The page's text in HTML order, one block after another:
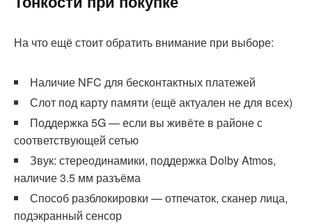
На что ещё стоит обратить внимание при выборе:
Наличие NFC для бесконтактных платежей
Слот под карту памяти (ещё актуален не для всех)
Поддержка 5G — если вы живёте в районе с
соответствующей сетью
Звук: стереодинамики, поддержка Dolby Atmos,
наличие 3.5 мм разъёма
Способ разблокировки — отпечаток, сканер лица,
подэкранный сенсор